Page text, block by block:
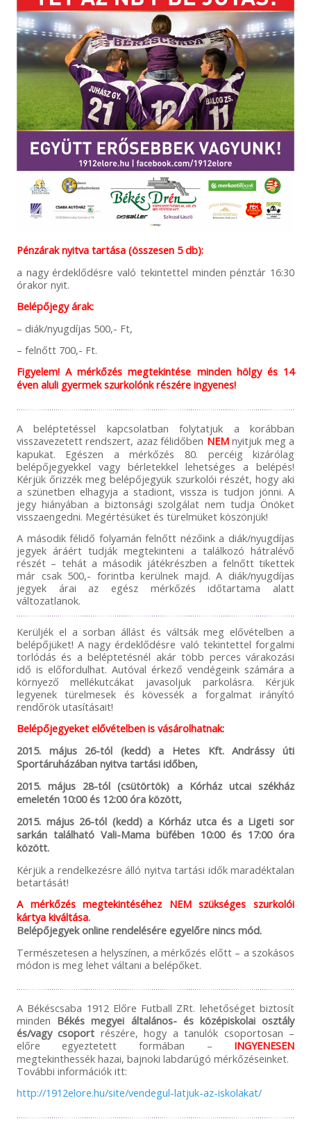
Pénzárak nyitva tartása (összesen 5 db):
a nagy érdeklődésre való tekintettel minden pénztár 16:30
órakor nyit.
Belépőjegy árak:
– diák/nyugdíjas 500,- Ft,
– felnőtt 700,- Ft.
Figyelem! A mérkőzés megtekintése minden hölgy és 14
éven aluli gyermek szurkolónk részére ingyenes!
A beléptetéssel kapcsolatban folytatjuk a korábban
visszavezetett rendszert, azaz félidőben NEMnyitjuk meg a
kapukat. Egészen a mérkőzés 80. percéig kizárólag
belépőjegyekkel vagy bérletekkel lehetséges a belépés!
Kérjük őrizzék meg belépőjegyük szurkolói részét, hogy aki
a szünetben elhagyja a stadiont, vissza is tudjon jönni. A
jegy hiányában a biztonsági szolgálat nem tudja Önöket
visszaengedni. Megértésüket és türelmüket köszönjük!
A második félidő folyamán felnőtt nézőink a diák/nyugdíjas
jegyek áráért tudják megtekinteni a találkozó hátralévő
részét – tehát a második játékrészben a felnőtt tikettek
már csak 500,- forintba kerülnek majd. A diák/nyugdíjas
jegyek árai az egész mérkőzés időtartama alatt
változatlanok.
Kerüljék el a sorban állást és váltsák meg elővételben a
belépőjüket! A nagy érdeklődésre való tekintettel forgalmi
torlódás és a beléptetésnél akár több perces várakozási
idő is előfordulhat. Autóval érkező vendégeink számára a
környező mellékutcákat javasoljuk parkolásra. Kérjük
legyenek türelmesek és kövessék a forgalmat irányító
rendőrök utasításait!
Belépőjegyeket elővételben is vásárolhatnak:
2015. május 26-tól (kedd) a Hetes Kft. Andrássy úti
Sportáruházában nyitva tartási időben,
2015. május 28-tól (csütörtök) a Kórház utcai székház
emeletén 10:00 és 12:00 óra között,
2015. május 26-tól (kedd) a Kórház utca és a Ligeti sor
sarkán található Vali-Mama büfében 10:00 és 17:00 óra
között.
Kérjük a rendelkezésre álló nyitva tartási idők maradéktalan
betartását!
A mérkőzés megtekintéséhez NEM szükséges szurkolói
kártya kiváltása.
Belépőjegyek online rendelésére egyelőre nincs mód.
Természetesen a helyszínen, a mérkőzés előtt – a szokásos
módon is meg lehet váltani a belépőket.
A Békéscsaba 1912 Előre Futball ZRt. lehetőséget biztosít
minden Békés megyei általános- és középiskolai osztály
és/vagy csoport részére, hogy a tanulók csoportosan –
előre egyeztetett formában – INGYENESEN
megtekinthessék hazai, bajnoki labdarúgó mérkőzéseinket.
További információk itt:
http://1912elore.hu/site/vendegul-latjuk-az-iskolakat/